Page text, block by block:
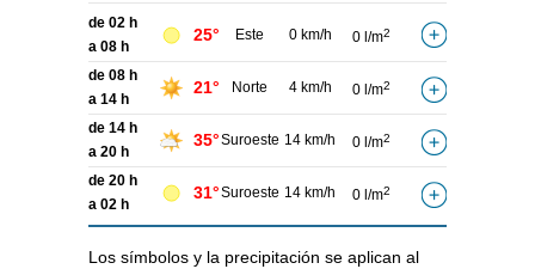
de 02 h
a 08 h
25° Este 0 km/h 0 l/m2
de 08 h
a 14 h
21° Norte 4 km/h 0 l/m2
de 14 h
a 20 h
35°Suroeste 14 km/h 0 l/m2
de 20 h
a 02 h
31°Suroeste 14 km/h 0 l/m2
Los símbolos y la precipitación se aplican al